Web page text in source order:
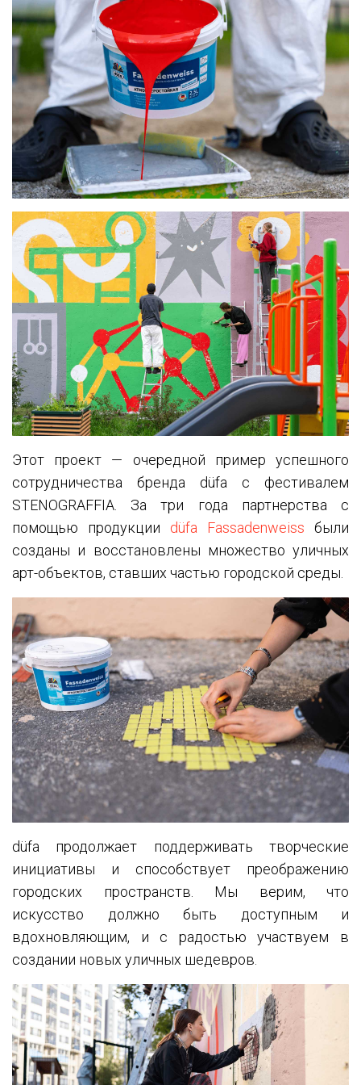
Этот проект — очередной пример успешного
сотрудничества бренда düfa с фестивалем
STENOGRAFFIA. За три года партнерства с
помощью продукции düfa Fassadenweiss были
созданы и восстановлены множество уличных
арт-объектов, ставших частью городской среды.
düfa продолжает поддерживать творческие
инициативы и способствует преображению
городских пространств. Мы верим, что
искусство должно быть доступным и
вдохновляющим, и с радостью участвуем в
создании новых уличных шедевров.